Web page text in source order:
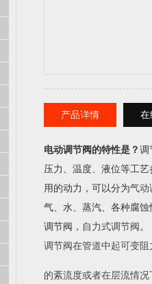
产品详情 在
电动调节阀的特性是？ 调
压力、温度、液位等工
用的动力，可以分为气动
气、水、蒸汽、各种腐
调节阀， 自力式调节阀 。
调节阀在管道中起可变
的紊流度或者在层流情